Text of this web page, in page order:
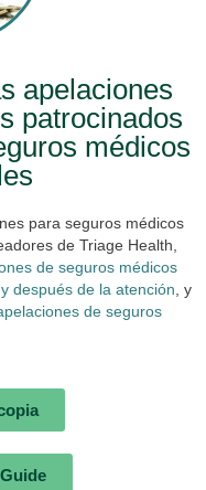
apelaciones
patrocinados
médicos
para seguros médicos
de Triage Health,
de seguros médicos
después de la atención , y
de seguros